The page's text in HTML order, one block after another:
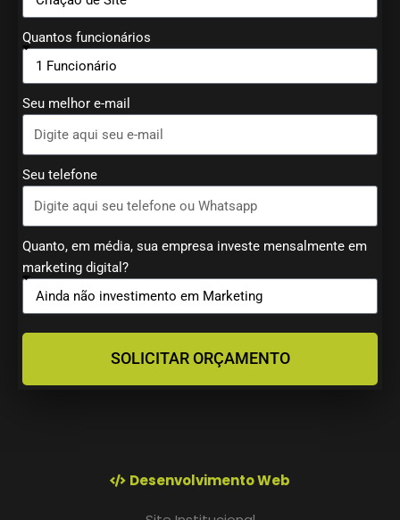
Quantos funcionários
Seu melhor e-mail
Seu telefone
Quanto, em média, sua empresa investe mensalmente em
marketing digital?
SOLICITAR ORÇAMENTO
Desenvolvimento Web